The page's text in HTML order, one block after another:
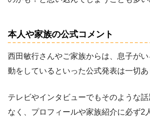
本人や家族の公式コメント
西田敏行さんやご家族からは、息子が
動をしているといった公式発表は一切あ
テレビやインタビューでもそのような
なく、プロフィールや家族紹介に必ず2